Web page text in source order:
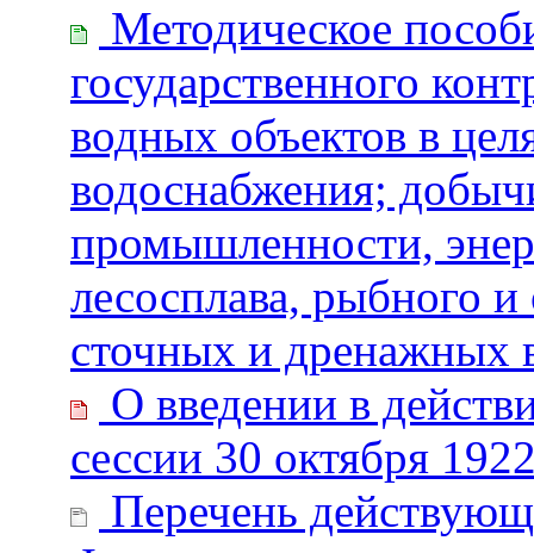
Методическое
государственного
водных объектов в
водоснабжения;
промышленности,
лесосплава, рыбного и
сточных и дренажных
О введении в
сессии 30 октября
Перечень